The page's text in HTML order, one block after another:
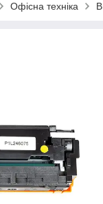
Офісна техніка